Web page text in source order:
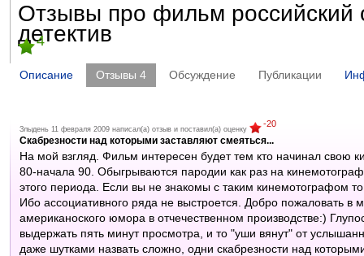
Отзывы про фильм российский
детектив
4
Описание Отзывы 4 Обсуждение Публикации
Злыдень 11 февраля 2009 написал(а) отзыв и поставил(а) оценку
-20
Скабрезности над которыми заставляют смеяться...
На мой взгляд. Фильм интересен будет тем кто начинал свою
80-начала 90. Обыгрываются пародии как раз на
этого периода. Если вы не знакомы с таким кинемотографом
Ибо ассоциативного ряда не выстроется. Добро пожаловать
американоского юмора в отчечественном производстве:)
выдержать пять минут просмотра, и то "уши вянут" от
даже шутками назвать сложно, одни скабрезности над